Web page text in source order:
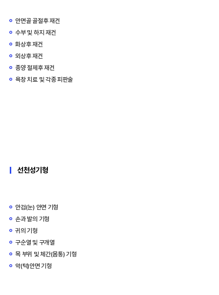
안면골 골절후 재건
수부 및 하지 재건
화상후 재건
외상후 재건
종양 절제후 재건
욕창 치료 및 각종 피판술
선천성기형
안검(눈) 안면 기형
손과 발의 기형
귀의 기형
구순열 및 구개열
목 부위 및 체간(몸통) 기형
악(턱)안면 기형